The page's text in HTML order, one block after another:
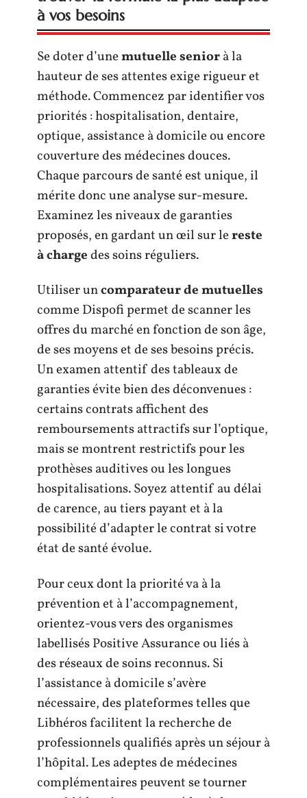
à vos besoins
Se doter d’unemutuelle seniorà la
hauteur de ses attentes exige rigueur et
méthode. Commencez par identifier vos
priorités : hospitalisation, dentaire,
optique, assistance à domicile ou encore
couverture des médecines douces.
Chaque parcours de santé est unique, il
mérite donc une analyse sur-mesure.
Examinez les niveaux de garanties
proposés, en gardant un œil sur lereste
à chargedes soins réguliers.
Utiliser uncomparateur de mutuelles
comme Dispofi permet de scanner les
offres du marché en fonction de son âge,
de ses moyens et de ses besoins précis.
Un examen attentif des tableaux de
garanties évite bien des déconvenues :
certains contrats affichent des
remboursements attractifs sur l’optique,
mais se montrent restrictifs pour les
prothèses auditives ou les longues
hospitalisations. Soyez attentif au délai
de carence, au tiers payant et à la
possibilité d’adapter le contrat si votre
état de santé évolue.
Pour ceux dont la priorité va à la
prévention et à l’accompagnement,
orientez-vous vers des organismes
labellisés Positive Assurance ou liés à
des réseaux de soins reconnus. Si
l’assistance à domicile s’avère
nécessaire, des plateformes telles que
Libhéros facilitent la recherche de
professionnels qualifiés après un séjour à
l’hôpital. Les adeptes de médecines
complémentaires peuvent se tourner